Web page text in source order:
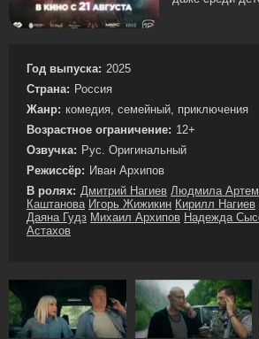
Год выпуска: 2025
Страна: Россия
Жанр: комедия, семейный, приключения
Возрастное ограничение: 12+
Озвучка: Рус. Оригинальный
Режиссёр: Иван Архипов
В ролях: Дмитрий Нагиев Людмила
Каштанова Игорь Жижикин Кирилл Нагиев
Даяна Гудз Михаил Архипов Надежда
Астахов